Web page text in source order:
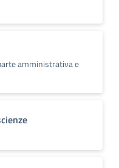
amministrativa e